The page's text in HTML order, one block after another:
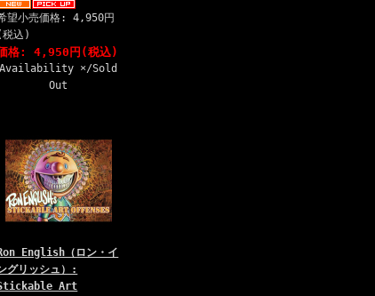
望小売価格: 4,950円
税込)
格: 4,950円(税込)
Availability ×/Sold
Out
English（ロン・イ
グリッシュ）:
Art